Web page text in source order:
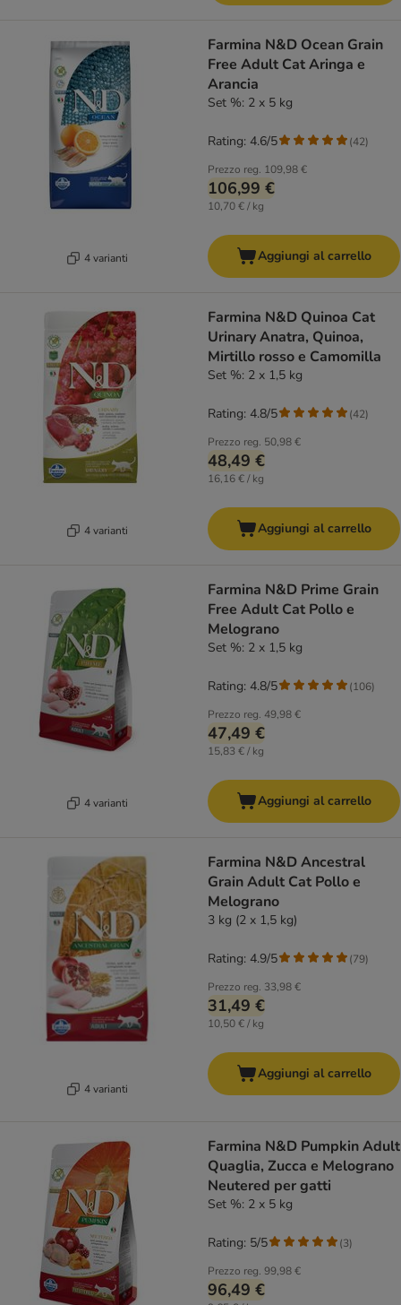
4 varianti
Farmina N&D Ocean Grain
Free Adult Cat Aringa e
Arancia
Set %: 2 x 5 kg
Prezzo reg. 109,98 €
106,99 €
10,70 € / kg
Rating: 4.6/5 (42)
Aggiungi al carrello
4 varianti
Farmina N&D Quinoa Cat
Urinary Anatra, Quinoa,
Mirtillo rosso e Camomilla
Set %: 2 x 1,5 kg
Prezzo reg. 50,98 €
48,49 €
16,16 € / kg
Rating: 4.8/5 (42)
Aggiungi al carrello
4 varianti
Farmina N&D Prime Grain
Free Adult Cat Pollo e
Melograno
Set %: 2 x 1,5 kg
Prezzo reg. 49,98 €
47,49 €
15,83 € / kg
Rating: 4.8/5 (106)
Aggiungi al carrello
4 varianti
Farmina N&D Ancestral
Grain Adult Cat Pollo e
Melograno
3 kg (2 x 1,5 kg)
Prezzo reg. 33,98 €
31,49 €
10,50 € / kg
Rating: 4.9/5 (79)
Aggiungi al carrello
Farmina N&D Pumpkin Adult
Quaglia, Zucca e Melograno
Neutered per gatti
Set %: 2 x 5 kg
Prezzo reg. 99,98 €
96,49 €
Rating: 5/5 (3)